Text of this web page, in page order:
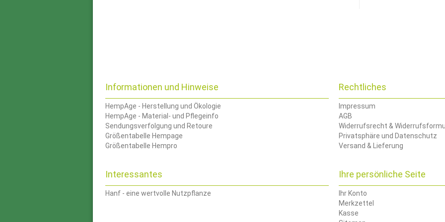
Informationen und Hinweise
HempAge - Herstellung und Ökologie
HempAge - Material- und Pflegeinfo
Sendungsverfolgung und Retoure
Größentabelle Hempage
Größentabelle Hempro
Rechtliches
Impressum
AGB
Widerrufsrecht &
Privatsphäre und Datenschutz
Versand & Lieferung
Interessantes
Hanf - eine wertvolle Nutzpflanze
Ihre persönliche Seite
Ihr Konto
Merkzettel
Kasse